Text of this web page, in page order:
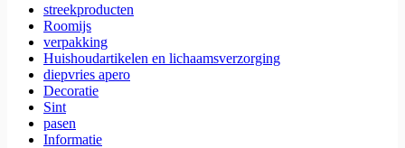
streekproducten
Roomijs
verpakking
Huishoudartikelen en lichaamsverzorging
diepvries apero
Decoratie
Sint
pasen
Informatie